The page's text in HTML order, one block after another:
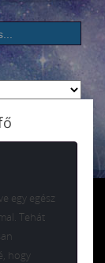
egy egész
Tehát
hogy